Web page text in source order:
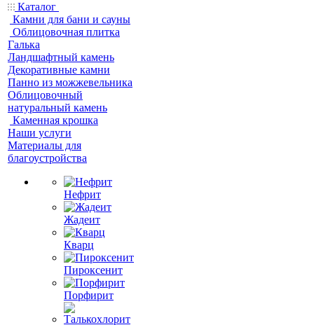
Каталог
Камни для бани и сауны
Облицовочная плитка
Галька
Ландшафтный камень
Декоративные камни
Панно из можжевельника
Облицовочный
натуральный камень
Каменная крошка
Наши услуги
Материалы для
благоустройства
Нефрит
Жадеит
Кварц
Пироксенит
Порфирит